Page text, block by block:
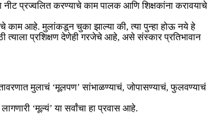
प्रज्वलित करण्याचे काम पालक आणि शिक्षकांना करावयाचे
काम आहे. मुलांकडून चुका झाल्या की, त्या पुन्हा होऊ नये हे
त्याला प्रशिक्षण देणेही गरजेचे आहे, असे संस्कार प्रतिभावान
मुलाचं ‘मूलपण’ सांभाळण्याचं, जोपासण्याचं, फुलवण्याचं
‘मूल्यं’ या सर्वांचा हा प्रवास आहे.